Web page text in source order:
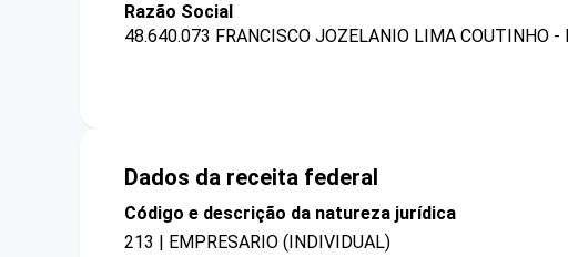
Razão Social
48.640.073 FRANCISCO JOZELANIO LIMA COUTINHO -
Dados da receita federal
Código e descrição da natureza jurídica
213 | EMPRESARIO (INDIVIDUAL)